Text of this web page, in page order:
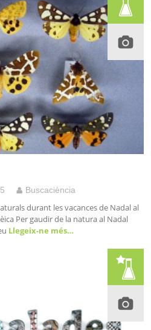
Buscaciència
durant les vacances de Nadal al
Per gaudir de la natura al Nadal
Llegeix-ne més…